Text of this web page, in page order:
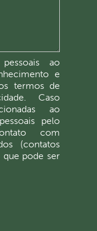
ao
e
termos de
Caso
ao
pelo
com
(contatos
que pode ser